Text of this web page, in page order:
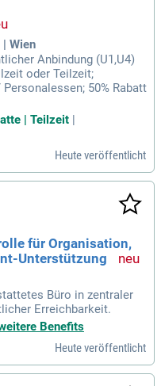
| Wien
Anbindung (U1,U4)
oder Teilzeit;
50% Rabatt
| Teilzeit
Heute veröffentlicht
für Organisation,
Unterstützung
Büro in zentraler
Erreichbarkeit.
Benefits
Heute veröffentlicht